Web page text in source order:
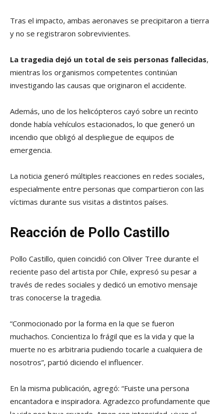
Tras el impacto, ambas aeronaves se precipitaron a tierra
y no se registraron sobrevivientes.
La tragedia dejó un total de seis personas fallecidas,
mientras los organismos competentes continúan
investigando las causas que originaron el accidente.
Además, uno de los helicópteros cayó sobre un recinto
donde había vehículos estacionados, lo que generó un
incendio que obligó al despliegue de equipos de
emergencia.
La noticia generó múltiples reacciones en redes sociales,
especialmente entre personas que compartieron con las
víctimas durante sus visitas a distintos países.
Reacción de Pollo Castillo
Pollo Castillo, quien coincidió con Oliver Tree durante el
reciente paso del artista por Chile, expresó su pesar a
través de redes sociales y dedicó un emotivo mensaje
tras conocerse la tragedia.
“Conmocionado por la forma en la que se fueron
muchachos. Concientiza lo frágil que es la vida y que la
muerte no es arbitraria pudiendo tocarle a cualquiera de
nosotros”, partió diciendo el influencer.
En la misma publicación, agregó: “Fuiste una persona
encantadora e inspiradora. Agradezco profundamente que